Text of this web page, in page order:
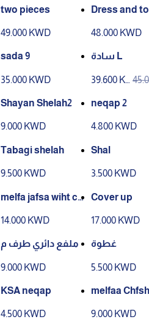
two pieces
49.000 KWD
Dress and
48.000 KWD
sada 9
35.000 KWD
سادة L
39.600 K
Shayan Shelah2
9.000 KWD
neqap 2
4.800 KWD
Tabagi shelah
9.500 KWD
Shal
3.500 KWD
melfa jafsa wiht cir
14.000 KWD
Cover up
17.000 KWD
ملفع دائري طرف م
9.000 KWD
غطوة
5.500 KWD
KSA neqap
4.500 KWD
melfaa
9.000 KWD